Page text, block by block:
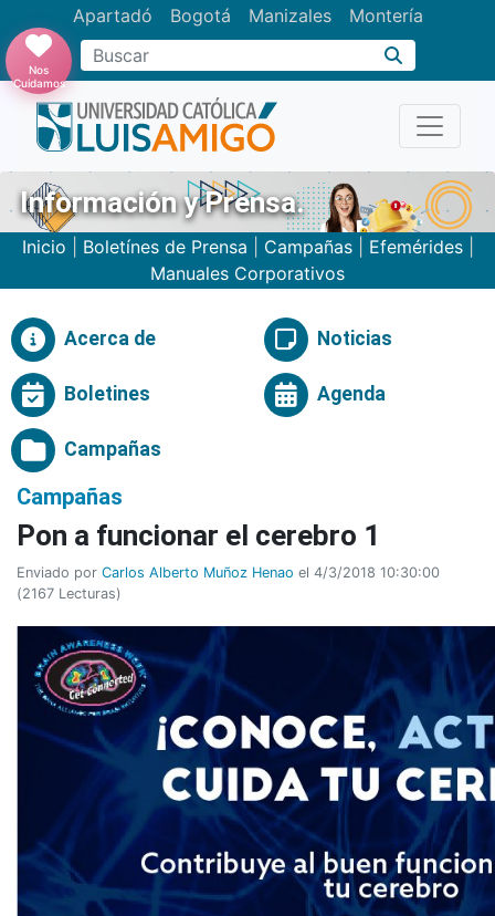
Apartadó Bogotá Manizales Montería
Buscar
Nos
Cuidamos
Información y Prensa.
Inicio Boletínes de Prensa Campañas| Efemérides|
Manuales Corporativos
Acerca de Noticias
Boletines Agenda
Campañas
Campañas
Pon a funcionar el cerebro 1
Enviado por Carlos Alberto Muñoz Henao el 4/3/2018 10:30:00
(2167 Lecturas)